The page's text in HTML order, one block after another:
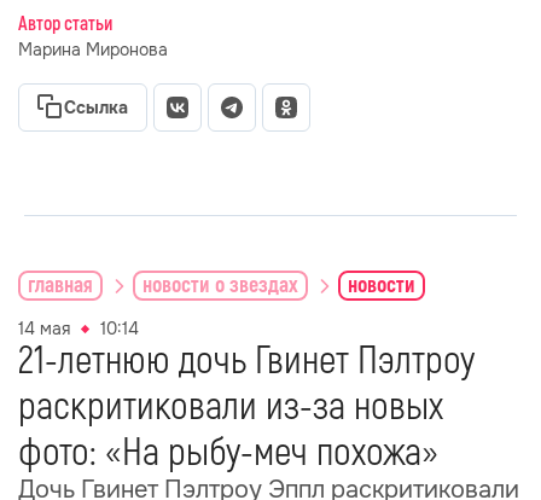
Автор статьи
Марина Миронова
Ссылка
главная новости о звездах новости
14 мая 10:14
21-летнюю дочь Гвинет Пэлтроу
раскритиковали из-за новых
фото: «На рыбу-меч похожа»
Дочь Гвинет Пэлтроу Эппл раскритиковали